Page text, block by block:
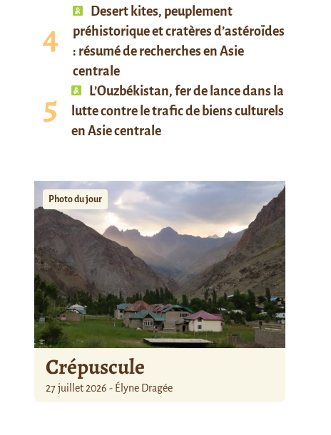
Desert kites, peuplement
préhistorique et cratères d’astéroïdes
: résumé de recherches en Asie
centrale
L’Ouzbékistan, fer de lance dans la
lutte contre le trafic de biens culturels
en Asie centrale
Photo du jour
Crépuscule
27 juillet 2026 - Élyne Dragée